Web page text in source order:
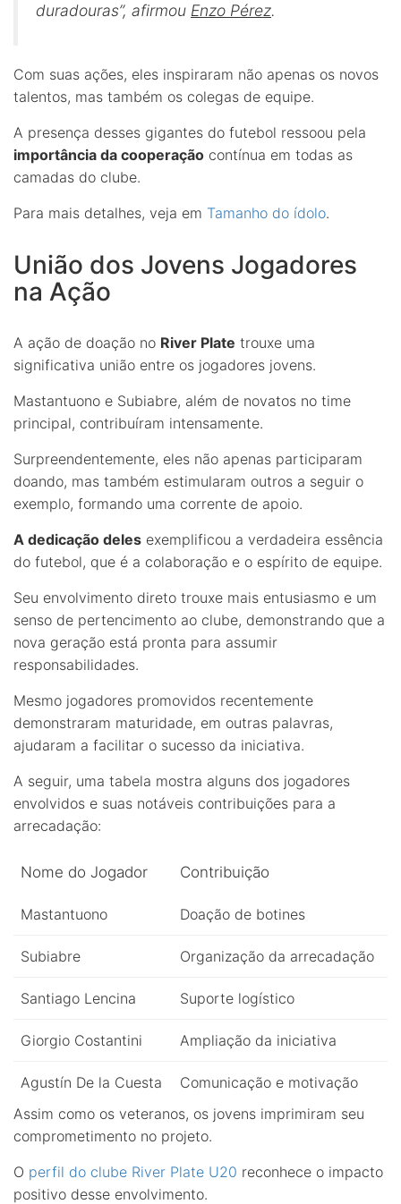
duradouras”, afirmou Enzo Pérez.
Com suas ações, eles inspiraram não apenas os novos
talentos, mas também os colegas de equipe.
A presença desses gigantes do futebol ressoou pela
importância da cooperação contínua em todas as
camadas do clube.
Para mais detalhes, veja em Tamanho do ídolo.
União dos Jovens Jogadores
na Ação
A ação de doação no River Plate trouxe uma
significativa união entre os jogadores jovens.
Mastantuono e Subiabre, além de novatos no time
principal, contribuíram intensamente.
Surpreendentemente, eles não apenas participaram
doando, mas também estimularam outros a seguir o
exemplo, formando uma corrente de apoio.
A dedicação deles exemplificou a verdadeira essência
do futebol, que é a colaboração e o espírito de equipe.
Seu envolvimento direto trouxe mais entusiasmo e um
senso de pertencimento ao clube, demonstrando que a
nova geração está pronta para assumir
responsabilidades.
Mesmo jogadores promovidos recentemente
demonstraram maturidade, em outras palavras,
ajudaram a facilitar o sucesso da iniciativa.
A seguir, uma tabela mostra alguns dos jogadores
envolvidos e suas notáveis contribuições para a
arrecadação:
Nome do Jogador Contribuição
Mastantuono Doação de botines
Subiabre Organização da arrecadação
Santiago Lencina Suporte logístico
Giorgio Costantini Ampliação da iniciativa
Agustín De la Cuesta
Comunicação e motivação
Assim como os veteranos, os jovens imprimiram seu
comprometimento no projeto.
O perfil do clube River Plate U20 reconhece o impacto
positivo desse envolvimento.